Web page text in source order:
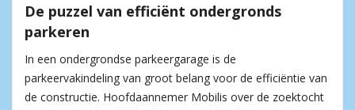
De puzzel van efficiënt ondergronds
parkeren
In een ondergrondse parkeergarage is de
parkeervakindeling van groot belang voor de efficiëntie van
de constructie. Hoofdaannemer Mobilis over de zoektocht